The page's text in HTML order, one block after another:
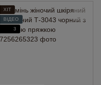
ХІТ
ВІДЕО
3